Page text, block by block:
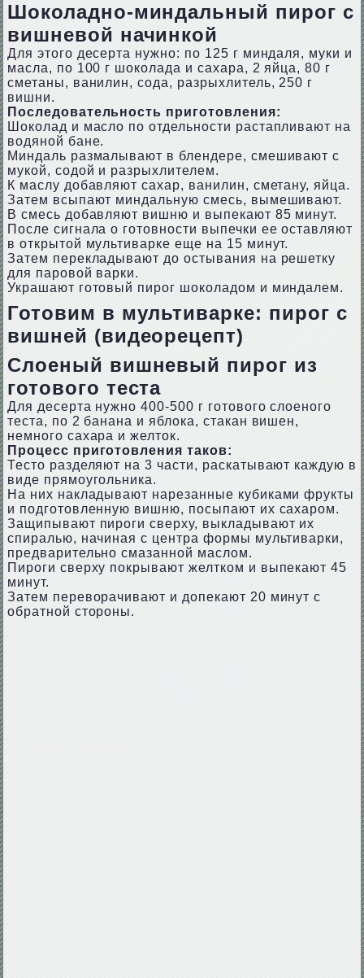
Шоколадно-миндальный пирог с
вишневой начинкой
Для этого десерта нужно: по 125 г миндаля, муки и
масла, по 100 г шоколада и сахара, 2 яйца, 80 г
сметаны, ванилин, сода, разрыхлитель, 250 г
вишни.
Последовательность приготовления:
Шоколад и масло по отдельности растапливают на
водяной бане.
Миндаль размалывают в блендере, смешивают с
мукой, содой и разрыхлителем.
К маслу добавляют сахар, ванилин, сметану, яйца.
Затем всыпают миндальную смесь, вымешивают.
В смесь добавляют вишню и выпекают 85 минут.
После сигнала о готовности выпечки ее оставляют
в открытой мультиварке еще на 15 минут.
Затем перекладывают до остывания на решетку
для паровой варки.
Украшают готовый пирог шоколадом и миндалем.
Готовим в мультиварке: пирог с
вишней (видеорецепт)
Слоеный вишневый пирог из
готового теста
Для десерта нужно 400-500 г готового слоеного
теста, по 2 банана и яблока, стакан вишен,
немного сахара и желток.
Процесс приготовления таков:
Тесто разделяют на 3 части, раскатывают каждую в
виде прямоугольника.
На них накладывают нарезанные кубиками фрукты
и подготовленную вишню, посыпают их сахаром.
Защипывают пироги сверху, выкладывают их
спиралью, начиная с центра формы мультиварки,
предварительно смазанной маслом.
Пироги сверху покрывают желтком и выпекают 45
минут.
Затем переворачивают и допекают 20 минут с
обратной стороны.